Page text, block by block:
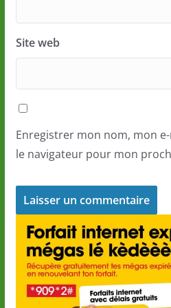
Site web
Enregistrer mon nom, mon
le navigateur pour mon